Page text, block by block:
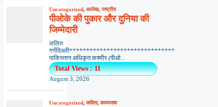
Uncategorized, आलेख,राष्ट्रीय
पीओके की पुकार और दुनिया की
जिम्मेदारी
ललित
गर्गदिल्ली*******************************
पाकिस्तान अधिकृत कश्मीर (पीओ...
Total Views : 11
August 3, 2026
Uncategorized,कविता,काव्यभाषा